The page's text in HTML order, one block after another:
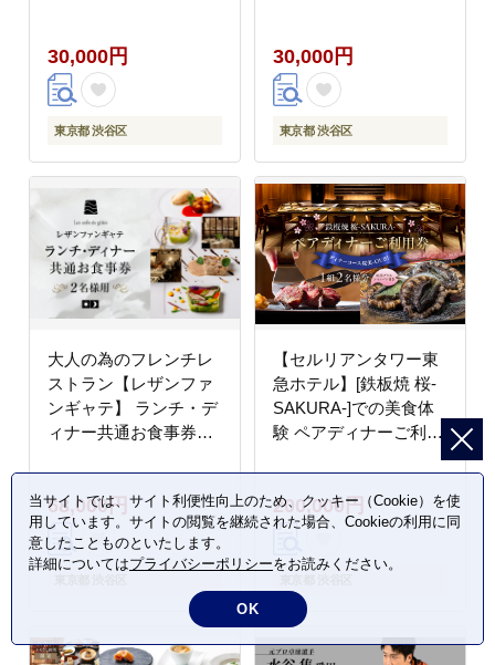
30,000円
東京都 渋谷区
30,000円
東京都 渋谷区
大人の為のフレンチレ
ストラン【レザンファ
ンギャテ】 ランチ・デ
ィナー共通お食事券（2
68,000円
【セルリアンタワー東
急ホテル】[鉄板焼 桜-
SAKURA-]での美食体
験 ペアディナーご利用
券 （1組2名さま分）＜
付＞
200,000円
当サイトでは、サイト利便性向上のため、クッキー（Cookie）を使
用しています。サイトの閲覧を継続された場合、Cookieの利用に同
意したことものといたします。
詳細についてはプライバシーポリシーをお読みください。
OK